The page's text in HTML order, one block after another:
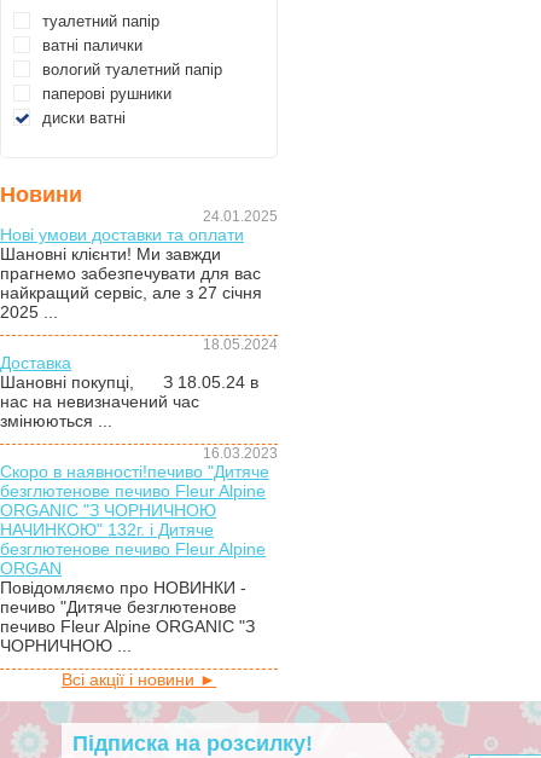
туалетний папір
ватні палички
вологий туалетний папір
паперові рушники
диски ватні
Новини
24.01.2025
Нові умови доставки та оплати
Шановні клієнти! Ми завжди
прагнемо забезпечувати для вас
найкращий сервіс, але з 27 січня
2025 ...
18.05.2024
Доставка
Шановні покупці, З 18.05.24 в
нас на невизначений час
змінюються ...
16.03.2023
Скоро в наявності!печиво "Дитяче
безглютенове печиво Fleur Alpine
ORGANIC "З ЧОРНИЧНОЮ
НАЧИНКОЮ" 132г. і Дитяче
безглютенове печиво Fleur Alpine
ORGAN
Повідомляємо про НОВИНКИ -
печиво "Дитяче безглютенове
печиво Fleur Alpine ORGANIC "З
ЧОРНИЧНОЮ ...
Всі акції і новини ►
Підписка на розсилку!